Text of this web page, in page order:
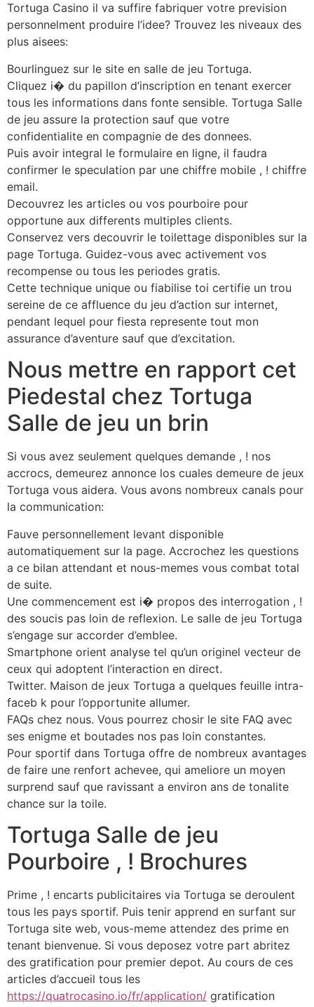
Tortuga Casino il va suffire fabriquer votre prevision
personnelment produire l’idee? Trouvez les niveaux des
plus aisees:
Bourlinguez sur le site en salle de jeu Tortuga.
Cliquez i� du papillon d’inscription en tenant exercer
tous les informations dans fonte sensible. Tortuga Salle
de jeu assure la protection sauf que votre
confidentialite en compagnie de des donnees.
Puis avoir integral le formulaire en ligne, il faudra
confirmer le speculation par une chiffre mobile , ! chiffre
email.
Decouvrez les articles ou vos pourboire pour
opportune aux differents multiples clients.
Conservez vers decouvrir le toilettage disponibles sur la
page Tortuga. Guidez-vous avec activement vos
recompense ou tous les periodes gratis.
Cette technique unique ou fiabilise toi certifie un trou
sereine de ce affluence du jeu d’action sur internet,
pendant lequel pour fiesta represente tout mon
assurance d’aventure sauf que d’excitation.
Nous mettre en rapport cet
Piedestal chez Tortuga
Salle de jeu un brin
Si vous avez seulement quelques demande , ! nos
accrocs, demeurez annonce los cuales demeure de jeux
Tortuga vous aidera. Vous avons nombreux canals pour
la communication:
Fauve personnellement levant disponible
automatiquement sur la page. Accrochez les questions
a ce bilan attendant et nous-memes vous combat total
de suite.
Une commencement est i� propos des interrogation , !
des soucis pas loin de reflexion. Le salle de jeu Tortuga
s’engage sur accorder d’emblee.
Smartphone orient analyse tel qu’un originel vecteur de
ceux qui adoptent l’interaction en direct.
Twitter. Maison de jeux Tortuga a quelques feuille intra-
faceb k pour l’opportunite allumer.
FAQs chez nous. Vous pourrez chosir le site FAQ avec
ses enigme et boutades nos pas loin constantes.
Pour sportif dans Tortuga offre de nombreux avantages
de faire une renfort achevee, qui ameliore un moyen
surprend sauf que ravissant a environ ans de tonalite
chance sur la toile.
Tortuga Salle de jeu
Pourboire , ! Brochures
Prime , ! encarts publicitaires via Tortuga se deroulent
tous les pays sportif. Puis tenir apprend en surfant sur
Tortuga site web, vous-meme attendez des prime en
tenant bienvenue. Si vous deposez votre part abritez
des gratification pour premier depot. Au cours de ces
articles d’accueil tous les
https://quatrocasino.io/fr/application/ gratification